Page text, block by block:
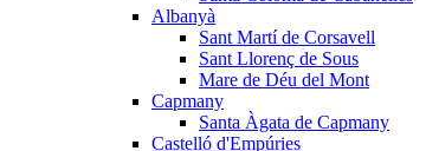
Albanyà
Sant Martí de Corsavell
Sant Llorenç de Sous
Mare de Déu del Mont
Capmany
Santa Àgata de Capmany
Castelló d'Empúries